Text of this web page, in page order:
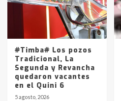
#Timba# Los pozos
Tradicional, La
Segunda y Revancha
quedaron vacantes
en el Quini 6
5 agosto, 2026